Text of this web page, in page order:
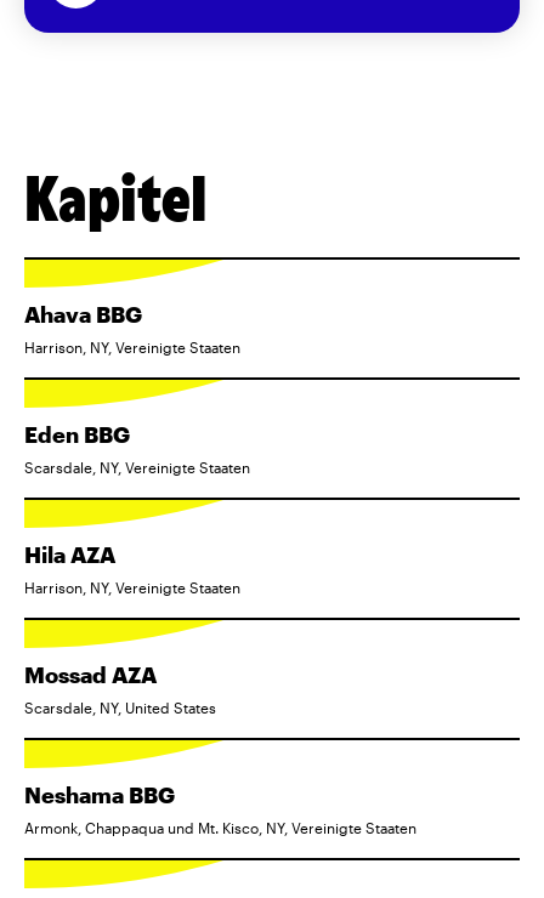
Kapitel
Ahava BBG
Harrison, NY, Vereinigte Staaten
Eden BBG
Scarsdale, NY, Vereinigte Staaten
Hila AZA
Harrison, NY, Vereinigte Staaten
Mossad AZA
Scarsdale, NY, United States
Neshama BBG
Armonk, Chappaqua und Mt. Kisco, NY, Vereinigte Staaten